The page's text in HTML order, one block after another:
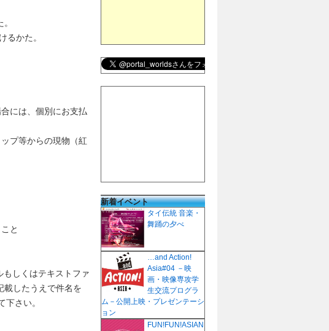
るかた。
には、個別にお支払
プ等からの現物（紅
と
もしくはテキストファ
載したうえで件名を
さい。
新着イベント
タイ伝統 音楽・
舞踊の夕べ
…and Action!
Asia#04 －映
画・映像専攻学
生交流プログラ
ム－公開上映・プレゼンテーシ
ョン
FUN!FUN!ASIAN